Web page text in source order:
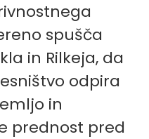
spušča
in Rilkeja, da
odpira
in
prednost pred